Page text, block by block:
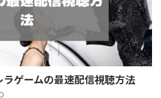
ゲームの最速配信視聴方法